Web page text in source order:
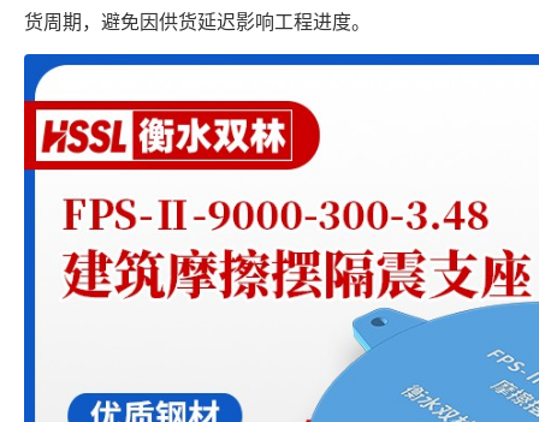
货周期，避免因供货延迟影响工程进度。